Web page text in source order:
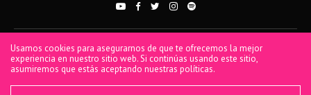
PRIVACY POLICY TERMS OF USE COOKIE POLICY
® 2026 Symphonic. All rights reserved. Symphonic Distribution, SD, Spread Your
Music, Symphonic, and Bodega Sync are all trademarks or registered trademarks of
Usamos cookies para asegurarnos de que te ofrecemos la mejor
experiencia en nuestro sitio web. Si continúas usando este sitio,
asumiremos que estás aceptando nuestras políticas.